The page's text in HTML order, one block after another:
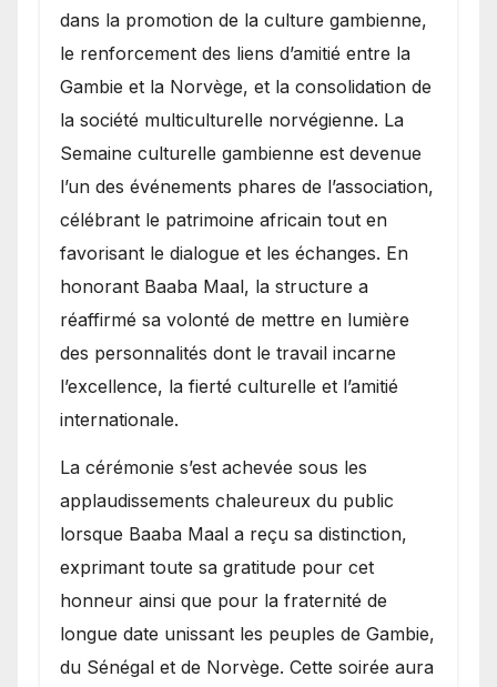
dans la promotion de la culture gambienne,
le renforcement des liens d’amitié entre la
Gambie et la Norvège, et la consolidation de
la société multiculturelle norvégienne. La
Semaine culturelle gambienne est devenue
l’un des événements phares de l’association,
célébrant le patrimoine africain tout en
favorisant le dialogue et les échanges. En
honorant Baaba Maal, la structure a
réaffirmé sa volonté de mettre en lumière
des personnalités dont le travail incarne
l’excellence, la fierté culturelle et l’amitié
internationale.
​La cérémonie s’est achevée sous les
applaudissements chaleureux du public
lorsque Baaba Maal a reçu sa distinction,
exprimant toute sa gratitude pour cet
honneur ainsi que pour la fraternité de
longue date unissant les peuples de Gambie,
du Sénégal et de Norvège. Cette soirée aura